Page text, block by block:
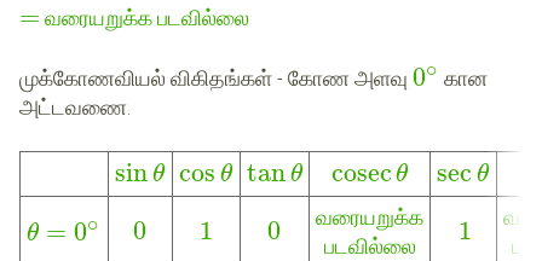
= வரையறுக்க படவில்லை
முக்கோணவியல் விகிதங்கள் - கோண அளவு 0∘ கான
அட்டவணை.
sinθ cos θ tanθ cosecθ sec θ
θ = 0∘ 0 1 0
வரையறுக்க
படவில்லை
1